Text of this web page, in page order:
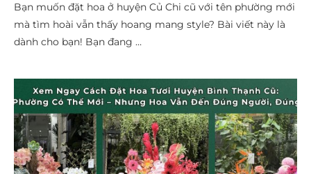
Bạn muốn đặt hoa ở huyện Củ Chi cũ với tên phường mới
mà tìm hoài vẫn thấy hoang mang style? Bài viết này là
dành cho bạn! Bạn đang …